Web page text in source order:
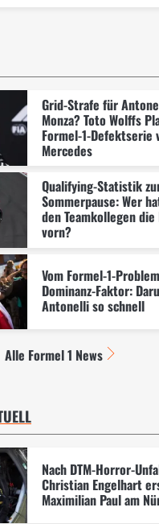
Grid-Strafe für
Monza? Toto Wolffs
Formel-1-Defektserie
Mercedes
Qualifying-Statistik
Sommerpause: Wer
den Teamkollegen die
vorn?
Vom Formel-1-
Dominanz-Faktor:
Antonelli so schnell
Alle Formel 1 News
Nach DTM-Horror-
Christian Engelhart
Maximilian Paul am